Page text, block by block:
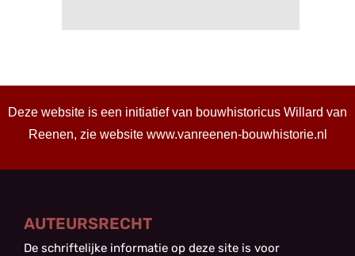
Deze website is een initiatief van bouwhistoricus Willard van
Reenen, zie website www.vanreenen-bouwhistorie.nl
AUTEURSRECHT
De schriftelijke informatie op deze site is voor